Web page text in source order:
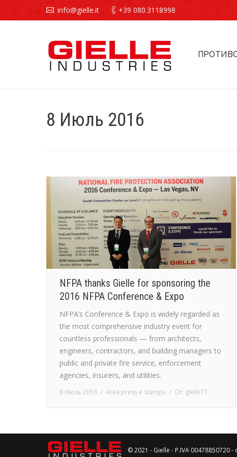
info@gielle.it +39 080.3118998
8 Июль 2016
NFPA thanks Gielle for sponsoring the
2016 NFPA Conference & Expo
NFPA’s Conference & Expo is widely regarded as
the most comprehensive industry event for
countless professionals — from architects,
engineers, contractors, and building managers to
public and private fire service, enforcement
agencies, insurers, and utilities.
8 Июль 2016 Area press e stampa От: gielle77
© 2021 - Gielle - P.IVA 00478850720 -